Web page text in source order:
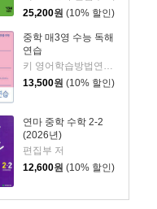
25,200원 (10% 할인)
중학 매3영 수능 독해
연습
13,500원 (10% 할인)
연마 중학 수학 2-2
(2026년)
편집부 저
12,600원 (10% 할인)